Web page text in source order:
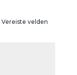
Vereiste velden